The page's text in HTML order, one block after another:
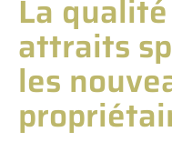
La
attraits
les